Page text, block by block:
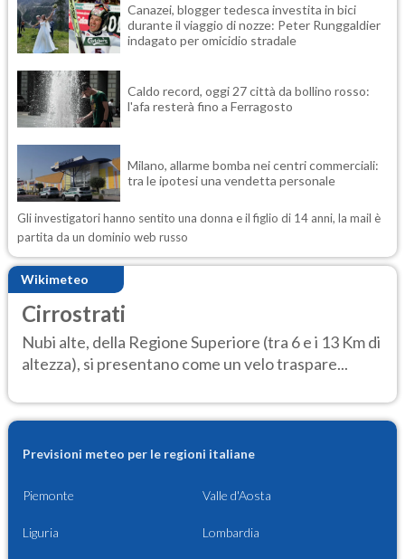
Canazei, blogger tedesca investita in bici
durante il viaggio di nozze: Peter Runggaldier
indagato per omicidio stradale
Caldo record, oggi 27 città da bollino rosso:
l'afa resterà fino a Ferragosto
Milano, allarme bomba nei centri commerciali:
tra le ipotesi una vendetta personale
Gli investigatori hanno sentito una donna e il figlio di 14 anni, la mail è
partita da un dominio web russo
Wikimeteo
Cirrostrati
Nubi alte, della Regione Superiore (tra 6 e i 13 Km di
altezza), si presentano come un velo traspare...
Previsioni meteo per le regioni italiane
Piemonte Valle d'Aosta
Liguria Lombardia